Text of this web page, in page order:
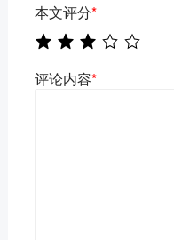
本文评分*
评论内容*